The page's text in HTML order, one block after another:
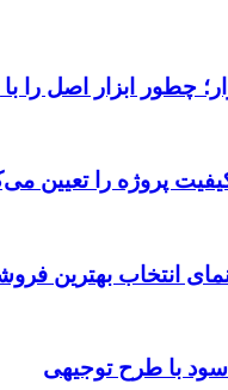
چطور ابزار اصل را
پروژه را تعیین
انتخاب بهترین
سود با طرح توجیهی